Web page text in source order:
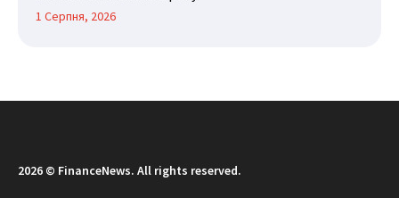
1 Серпня, 2026
2026 © FinanceNews. All rights reserved.